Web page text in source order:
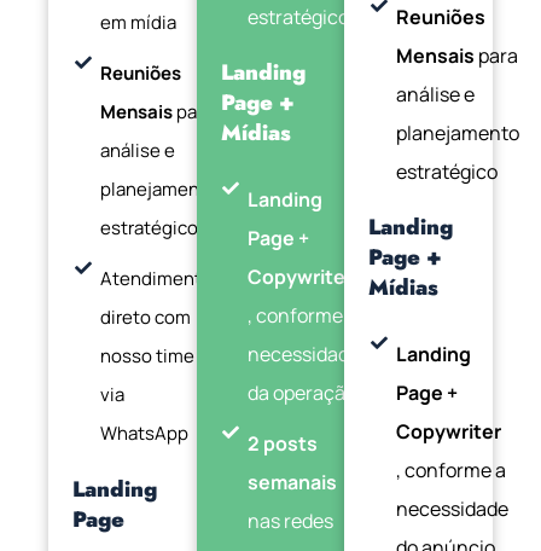
em mídia
Reuniões
Mensaispara
análise e
planejamento
estratégico
Atendimento
direto com
nosso time
via
WhatsApp
Landing
Page
estratégico
Landing
Page +
Mídias
Landing
Page +
Copywriter
, conforme a
necessidade
da operação
2 posts
semanais
nas redes
Reuniões
Mensais para
análise e
planejamento
estratégico
Landing
Page +
Mídias
Landing
Page +
Copywriter
, conforme a
necessidade